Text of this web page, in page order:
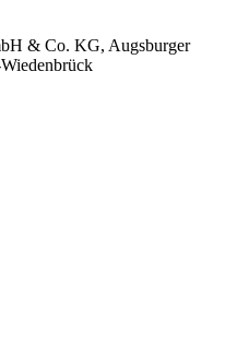
& Co. KG, Augsburger